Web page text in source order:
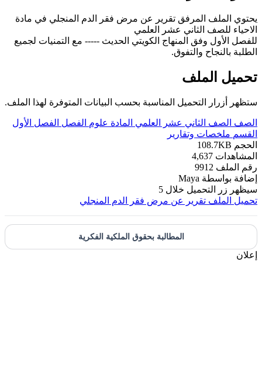
يحتوي الملف المرفق تقرير عن مرض فقر الدم المنجلي في مادة
الاحياء للصف الثاني عشر العلمي
للفصل الأول وفق المنهاج الكويتي الحديث ----- مع التمنيات لجميع
الطلبة بالنجاح والتفوق.
تحميل الملف
ستظهر أزرار التحميل المناسبة بحسب البيانات المتوفرة لهذا الملف.
الصف الصف الثاني عشر العلمي المادة علوم الفصل
الفصل الأول
القسم ملخصات وتقارير
الحجم 108.7KB
المشاهدات 4,637
رقم الملف 9912
إضافة بواسطة Maya
سيظهر زر التحميل خلال 5
تحميل الملف تقرير عن مرض فقر الدم المنجلي
المطالبة بحقوق الملكية الفكرية
إعلان